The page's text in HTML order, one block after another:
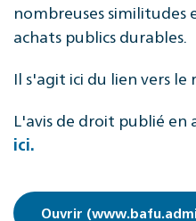
nombreuses similitudes
achats publics durables.
Il s'agit ici du lien vers le
L'avis de droit publié en
ici.
Ouvrir